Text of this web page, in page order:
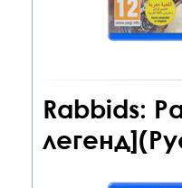
Rabbids: